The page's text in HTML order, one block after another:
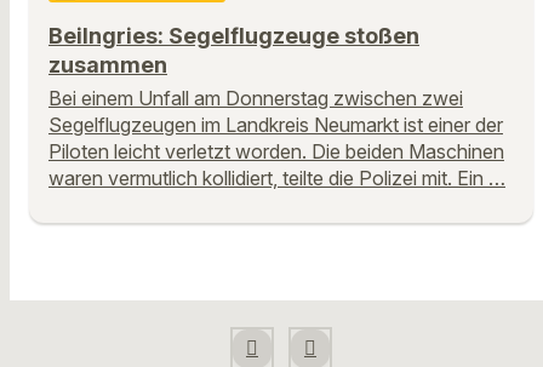
Beilngries: Segelflugzeuge stoßen
zusammen
Bei einem Unfall am Donnerstag zwischen zwei
Segelflugzeugen im Landkreis Neumarkt ist einer der
Piloten leicht verletzt worden. Die beiden Maschinen
waren vermutlich kollidiert, teilte die Polizei mit. Ein …